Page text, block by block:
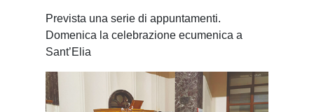
Prevista una serie di appuntamenti.
Domenica la celebrazione ecumenica a
Sant’Elia